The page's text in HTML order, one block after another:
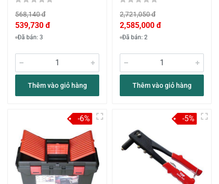
568,140 đ
539,730 đ
Đã bán: 3
Thêm vào giỏ hàng
2,721,050 đ
2,585,000 đ
Đã bán: 2
Thêm vào giỏ hàng
-6% -5%